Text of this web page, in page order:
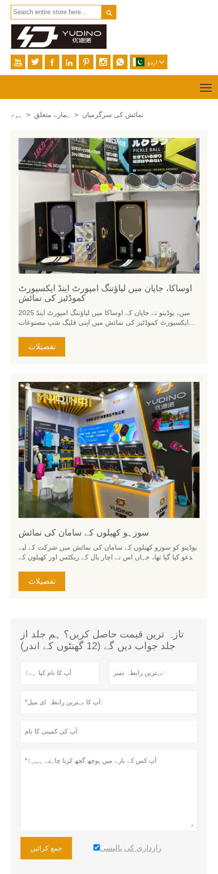

       اردو 
ہوم > ہمارے متعلق > نمائش کی سرگرمیاں
اوساکا، جاپان میں لیاؤننگ امپورٹ اینڈ ایکسپورٹ
کموڈٹیز کی نمائش
2025 میں، یوڈینو نے جاپان کے اوساکا میں لیاؤننگ امپورٹ اینڈ
ایکسپورٹ کموڈٹیز کی نمائش میں اپنی فلیگ شپ مصنوعات
زائرین کو اپنی طرف متوجہ کیا، جس میں یوڈینو کے اعلیٰ درجے
کے اچار کے ریکٹس اور اس کے ساتھ کھیلوں کا سامان ایک خاص
تفصیلات
سوزہو کھیلوں کے سامان کی نمائش
یوڈینو کو سوزو کھیلوں کے سامان کی نمائش میں شرکت کے لیے
مدعو کیا گیا تھا، جہاں اس نے اچار بال کے ریکٹس اور کھیلوں کے
ڈیزائن کے ساتھ بوتھ نے بہت سے زائرین کو اپنی طرف متوجہ
کیا۔
تفصیلات
تازہ ترین قیمت حاصل کریں؟ ہم جلد از
جلد جواب دیں گے (12 گھنٹوں کے اندر)
جمع کرائیں رازداری کی پالیسی